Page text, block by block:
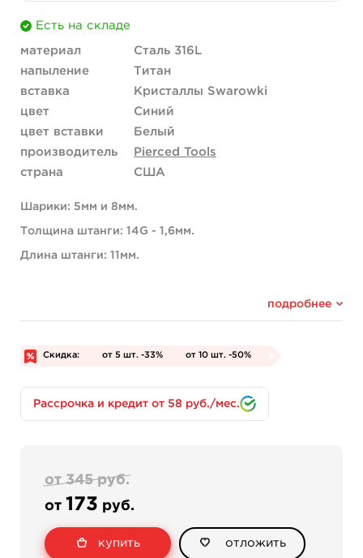
Есть на складе
материал
Сталь 316L
напыление
Титан
вставка
Кристаллы Swarowki
цвет
Синий
цвет вставки
Белый
производитель
Pierced Tools
страна
США
Шарики: 5мм и 8мм.
Толщина штанги: 14G - 1,6мм.
Длина штанги: 11мм.
подробнее
Скидка: от 5 шт. -33% от 10 шт. -50%
Рассрочка и кредит от 58 руб./мес.
от 345 руб.
от 173 руб.
купить отложить